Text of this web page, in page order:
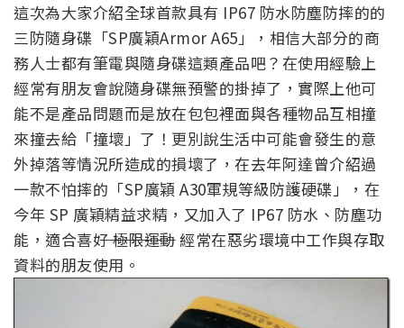
這次為大家介紹全球首款具有 IP67 防水防塵防摔的的
三防隨身碟「SP廣穎Armor A65」，相信大部分的商
務人士都有筆電與隨身碟這類產品吧？在使用經驗上
經常有朋友會說隨身碟無預警的掛掉了，實際上他可
能不是產品問題而是放在包包裡面與各種物品互相撞
來撞去給「撞壞」了！更別說生活中可能會發生的意
外掉落等情況所造成的損壞了，在去年阿達曾介紹過
一款不怕摔的「SP廣穎 A30軍規等級防護硬碟」，在
今年 SP 廣穎精益求精，又加入了 IP67 防水、防塵功
能，適合喜好極限運動經常在惡劣環境中工作與存取
資料的朋友使用。